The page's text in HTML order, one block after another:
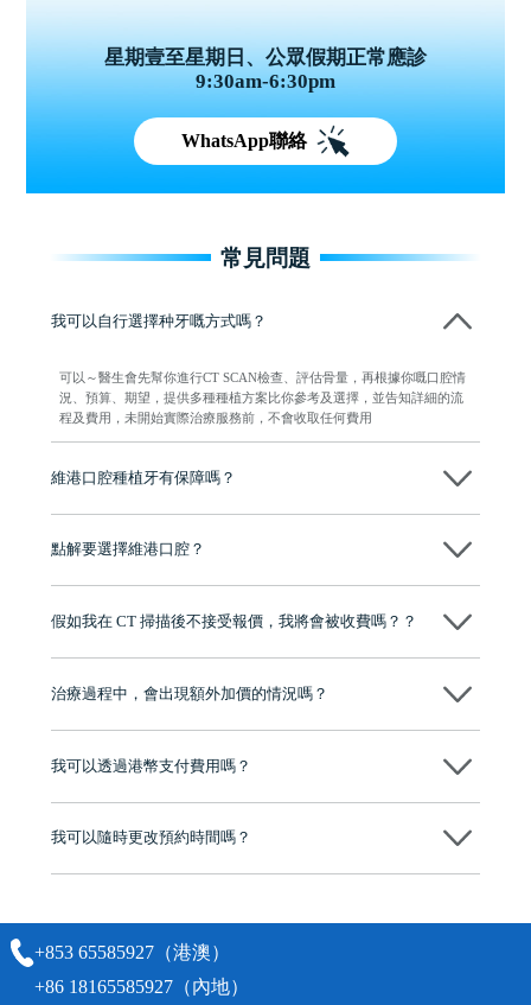
星期壹至星期日、公眾假期正常應診
9:30am-6:30pm
WhatsApp聯絡
常見問題
我可以自行選擇种牙嘅方式嗎？
可以～醫生會先幫你進行CT SCAN檢查、評估骨量，再根據你嘅口腔情
況、預算、期望，提供多種種植方案比你參考及選擇，並告知詳細的流
程及費用，未開始實際治療服務前，不會收取任何費用
維港口腔種植牙有保障嗎？
保養指導同維護服務，確保種完之後穩定、耐用又安心。
點解要選擇維港口腔？
維港口腔踐行「醫道濟世」的大學校訓，各分院匯聚來自香港、內地的
牌」、「2025香港企業領袖品牌」，是諾貝爾種植系統全球放心植牙中
至今已服務超過三十個國家和地區的顧客，受到粵港澳大灣區及周邊城
市市民極高的口碑評價及信任推薦 珠海、深圳設有八大分院，香港亦設
有咨詢及服務保障中心，有任何問題都可以隨時預約免費咨詢，讓人十
假如我在 CT 掃描後不接受報價，我將會被收費嗎？？
治療過程中，會出現額外加價的情況嗎？
我可以透過港幣支付費用嗎？
我可以隨時更改預約時間嗎？
可以，請盡早通過wechat或whatsapp聯絡我們，告知我們你原本預約的
+853 65585927（港澳）
+86 18165585927（內地）